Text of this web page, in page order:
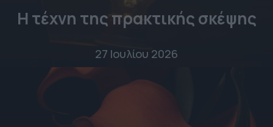
Η τέχνη της πρακτικής σκέψης
27 Ιουλίου 2026